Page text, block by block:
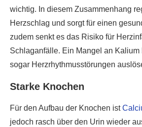
wichtig. In diesem Zusammenhang
Herzschlag und sorgt für einen
zudem senkt es das Risiko für
Schlaganfälle. Ein Mangel an Kalium
sogar Herzrhythmusstörungen
Starke Knochen
Für den Aufbau der Knochen ist
jedoch rasch über den Urin wieder